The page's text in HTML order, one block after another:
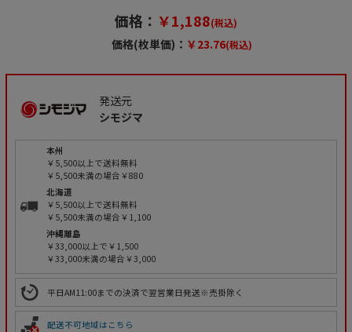
価格： ￥1,188(税込)
価格(枚単価)： ￥23.76(税込)
発送元
シモジマ
本州
￥5,500以上で送料無料
￥5,500未満の場合￥880
北海道
￥5,500以上で送料無料
￥5,500未満の場合￥1,100
沖縄離島
￥33,000以上で￥1,500
￥33,000未満の場合￥3,000
平日AM11:00までの決済で翌営業日発送※売掛除く
配送不可地域はこちら